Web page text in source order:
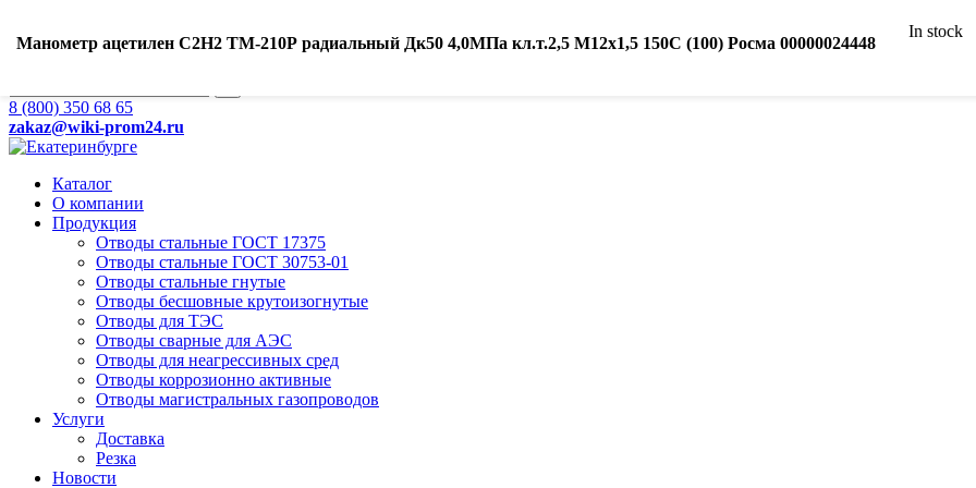
Екатеринбург
8 (800) 350 68 65
zakaz@wiki-prom24.ru
Каталог
О компании
Продукция
Отводы стальные ГОСТ 17375
Отводы стальные ГОСТ 30753-01
Отводы стальные гнутые
Отводы бесшовные крутоизогнутые
Отводы для ТЭС
Отводы сварные для АЭС
Отводы для неагрессивных сред
Отводы коррозионно активные
Отводы магистральных газопроводов
Услуги
Доставка
Резка
Новости
Манометр ацетилен С2Н2 ТМ-210Р радиальный Дк50 4,0МПа кл.т.2,5 М12х1,5 150C (100) Росма 00000024448
In stock